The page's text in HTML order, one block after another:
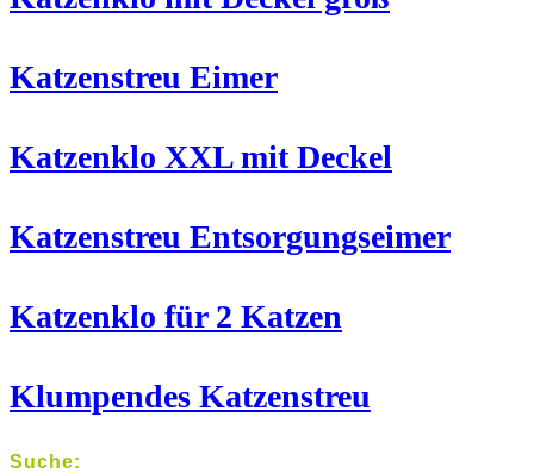
Katzenstreu Eimer
Katzenklo XXL mit Deckel
Katzenstreu Entsorgungseimer
Katzenklo für 2 Katzen
Klumpendes Katzenstreu
Suche: